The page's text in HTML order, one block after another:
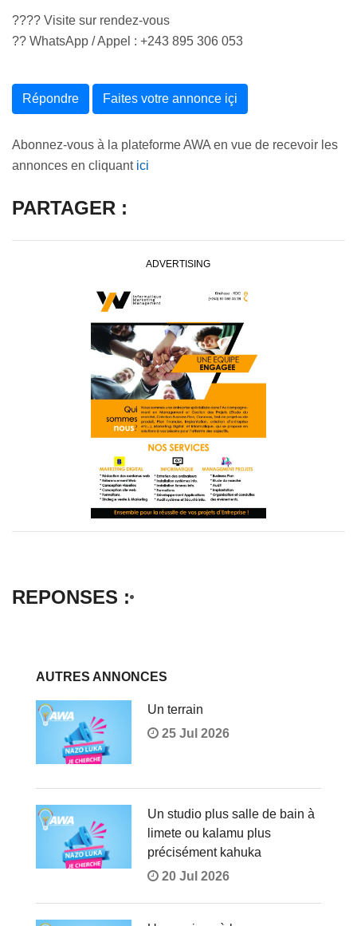
???? Visite sur rendez-vous
?? WhatsApp / Appel : +243 895 306 053
Répondre Faites votre annonce içi
Abonnez-vous à la plateforme AWA en vue de recevoir les
annonces en cliquant ici
PARTAGER :
ADVERTISING
REPONSES :
AUTRES ANNONCES
Un terrain
25 Jul 2026
Un studio plus salle de bain à
limete ou kalamu plus
précisément kahuka
20 Jul 2026